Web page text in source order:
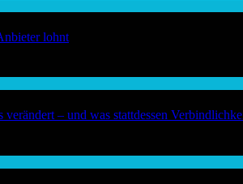
lohnt
– und was stattdessen